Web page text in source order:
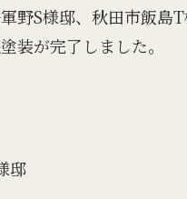
野S様邸、秋田市飯島
装が完了しました。
邸